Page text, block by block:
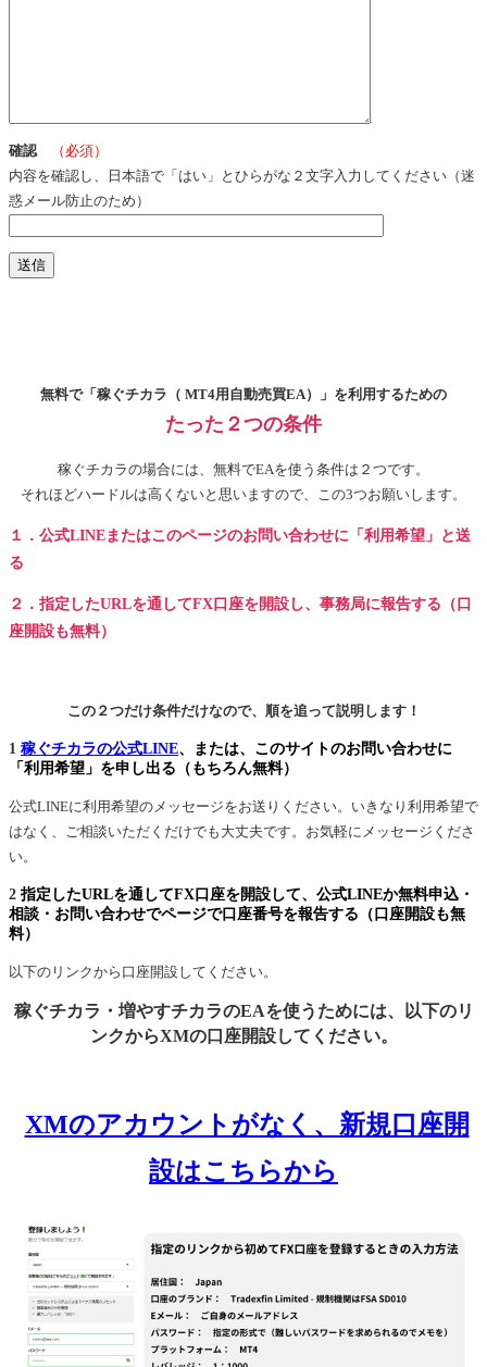
確認
（必須）
内容を確認し、日本語で「はい」とひらがな２文字入力してください（迷
惑メール防止のため）
無料で「稼ぐチカラ（ MT4用自動売買EA）」を利用するための
たった２つの条件
稼ぐチカラの場合には、無料でEAを使う条件は２つです。
それほどハードルは高くないと思いますので、この3つお願いします。
１．公式LINEまたはこのページのお問い合わせに「利用希望」と送
る
２．指定したURLを通してFX口座を開設し、事務局に報告する（口
座開設も無料）
この２つだけ条件だけなので、順を追って説明します！
1 稼ぐチカラの公式LINE、または、このサイトのお問い合わせに
「利用希望」を申し出る（もちろん無料）
公式LINEに利用希望のメッセージをお送りください。いきなり利用希望で
はなく、ご相談いただくだけでも大丈夫です。お気軽にメッセージくださ
い。
2 指定したURLを通してFX口座を開設して、公式LINEか無料申込・
相談・お問い合わせでページで口座番号を報告する（口座開設も無
料）
以下のリンクから口座開設してください。
稼ぐチカラ・増やすチカラのEAを使うためには、以下のリ
ンクからXMの口座開設してください。
XMのアカウントがなく、新規口座開
設はこちらから